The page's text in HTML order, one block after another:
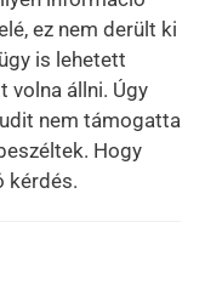
ez nem derült ki
is lehetett
volna állni. Úgy
nem támogatta
Hogy
kérdés.